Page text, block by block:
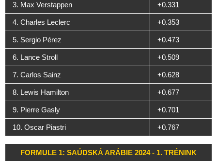
3. Max Verstappen +0.331
4. Charles Leclerc +0.353
5. Sergio Pérez +0.473
6. Lance Stroll +0.509
7. Carlos Sainz +0.628
8. Lewis Hamilton +0.677
9. Pierre Gasly +0.701
10. Oscar Piastri +0.767
FORMULE 1: SAÚDSKÁ ARÁBIE 2024 - 1. TRÉNINK